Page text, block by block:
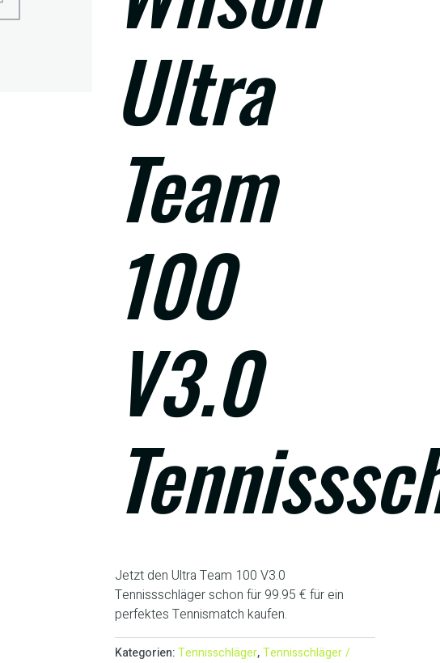
Ultra
Team
100
V3.0
Jetzt den Ultra Team 100 V3.0
Tennissschläger schon für 99.95 € für ein
perfektes Tennismatch kaufen.
Kategorien:Tennisschläger,Tennisschläger /